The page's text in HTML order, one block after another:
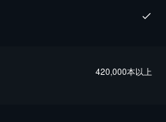
420,000本以上